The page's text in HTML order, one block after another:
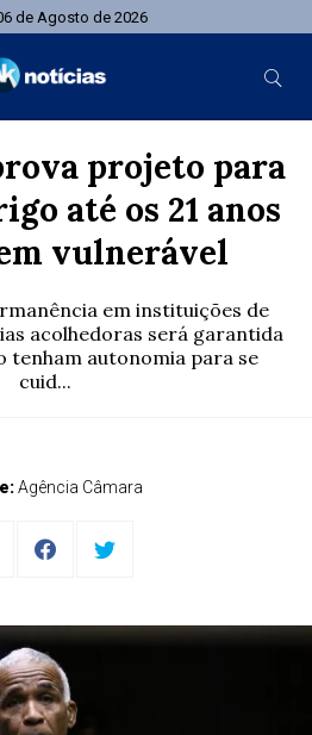
de Agosto de 2026
projeto para
até os 21 anos
vulnerável
em instituições de
acolhedoras será garantida
tenham autonomia para se
cuid...
Agência Câmara